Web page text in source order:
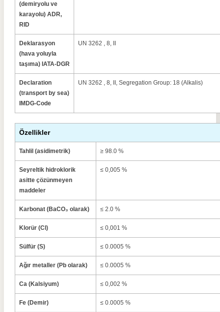
(demiryolu ve
karayolu) ADR,
RID
Deklarasyon
(hava yoluyla
taşıma) IATA-DGR
UN 3262 , 8, II
Declaration
(transport by sea)
IMDG-Code
UN 3262 , 8, II, Segregation Group: 18 (Alkalis)
Özellikler
Tahlil (asidimetrik) ≥ 98.0 %
Seyreltik hidroklorik
asitte çözünmeyen
maddeler
≤ 0,005 %
Karbonat (BaCO₃ olarak) ≤ 2.0 %
Klorür (Cl) ≤ 0,001 %
Sülfür (S) ≤ 0.0005 %
Ağır metaller (Pb olarak) ≤ 0.0005 %
Ca (Kalsiyum) ≤ 0,002 %
Fe (Demir) ≤ 0.0005 %